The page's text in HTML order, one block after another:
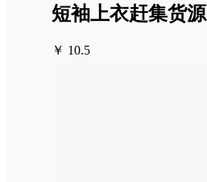
短袖上衣赶集货源
￥ 10.5